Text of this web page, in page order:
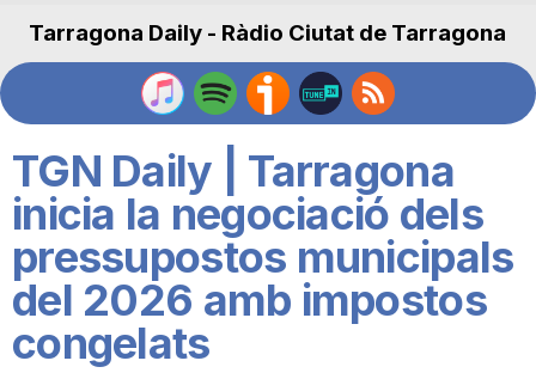
d
o
C
i
Tarragona Daily - Ràdio Ciutat de Tarragona
TGN Daily | Tarragona
inicia la negociació dels
pressupostos municipals
del 2026 amb impostos
congelats